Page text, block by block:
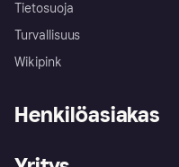
Tietosuoja
Turvallisuus
Wikipink
Henkilöasiakas
Ohje